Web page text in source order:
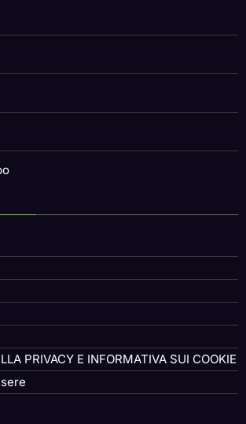
PRIVACY E INFORMATIVA SUI COOKIE